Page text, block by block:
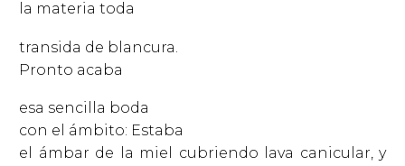
la materia toda
transida de blancura.
Pronto acaba
esa sencilla boda
con el ámbito: Estaba
el ámbar de la miel cubriendo lava canicular, y